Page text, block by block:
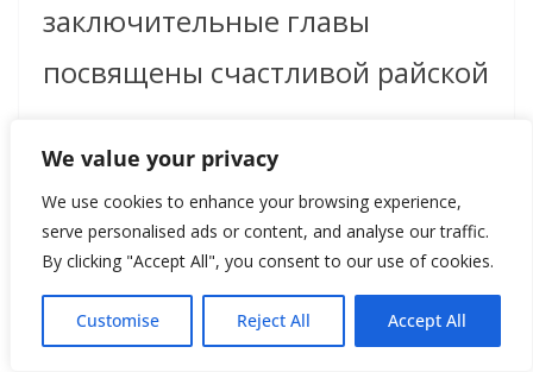
We value your privacy
We use cookies to enhance your browsing experience,
serve personalised ads or content, and analyse our traffic.
By clicking "Accept All", you consent to our use of cookies.
Customise Reject All Accept All
заключительные главы
посвящены счастливой райской
прошедшего все испытания и
наслаждающегося счастливой
жизнью в египетском раю –
«Полях тростника». Даже